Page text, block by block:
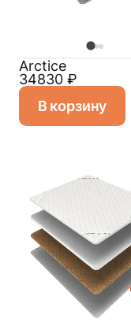
Arctice
34830 ₽
В корзину